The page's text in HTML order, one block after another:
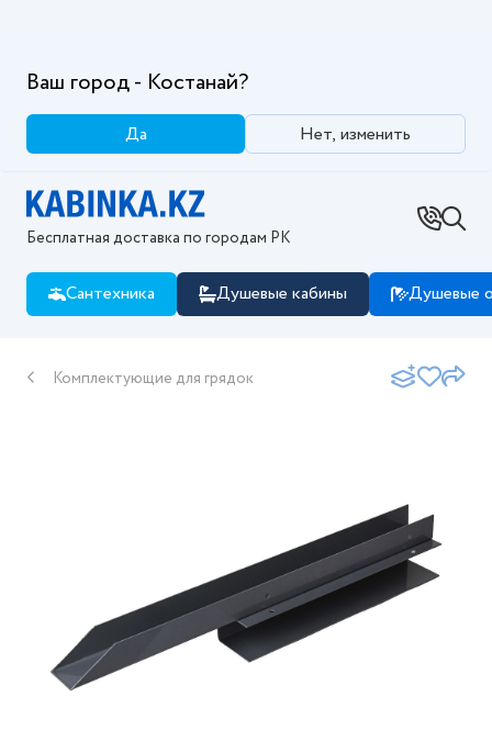
Ваш город - Костанай?
Да Нет, изменить
Бесплатная доставка по городам РК
Сантехника Душевые кабины Душевые
Комплектующие для грядок